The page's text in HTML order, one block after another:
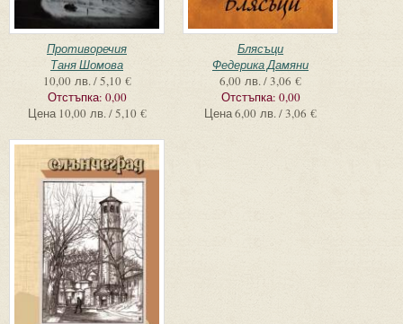
Противоречия
Таня Шомова
10,00 лв. / 5,10 €
Отстъпка: 0,00
Цена 10,00 лв. / 5,10 €
Блясъци
Федерика Дамяни
6,00 лв. / 3,06 €
Отстъпка: 0,00
Цена6,00 лв. / 3,06 €